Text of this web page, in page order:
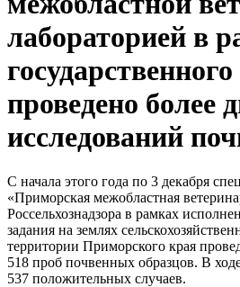
лабораторией в
проведено более
исследований
С начала этого года по 3 декабря
«Приморская межобластная
Россельхознадзора в рамках
задания на землях
территории Приморского края
518 проб почвенных образцов. В
537 положительных случаев.